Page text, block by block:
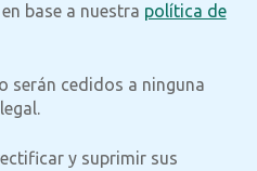
base a nuestra política de
serán cedidos a ninguna
y suprimir sus